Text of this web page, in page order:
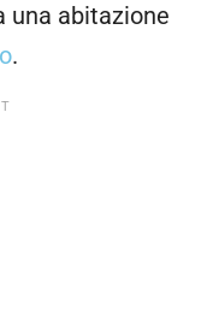
una abitazione
.